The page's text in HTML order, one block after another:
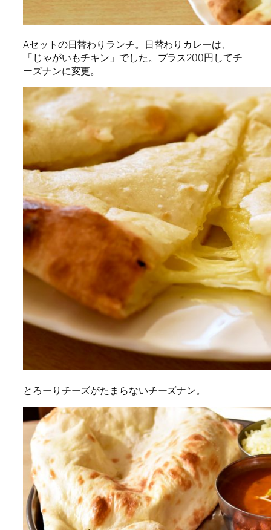
Aセットの日替わりランチ。日替わりカレーは、
「じゃがいもチキン」でした。プラス200円してチ
ーズナンに変更。
とろーりチーズがたまらないチーズナン。